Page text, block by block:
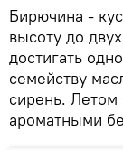
Бирючина -
высоту до
достигать
семейству
сирень.
ароматными